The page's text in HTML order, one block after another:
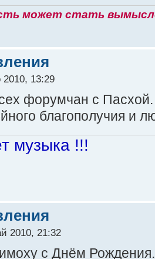
может стать
2010, 13:29
форумчан с Пасхой.
благополучия и
музыка !!!
2010, 21:32
с Днём